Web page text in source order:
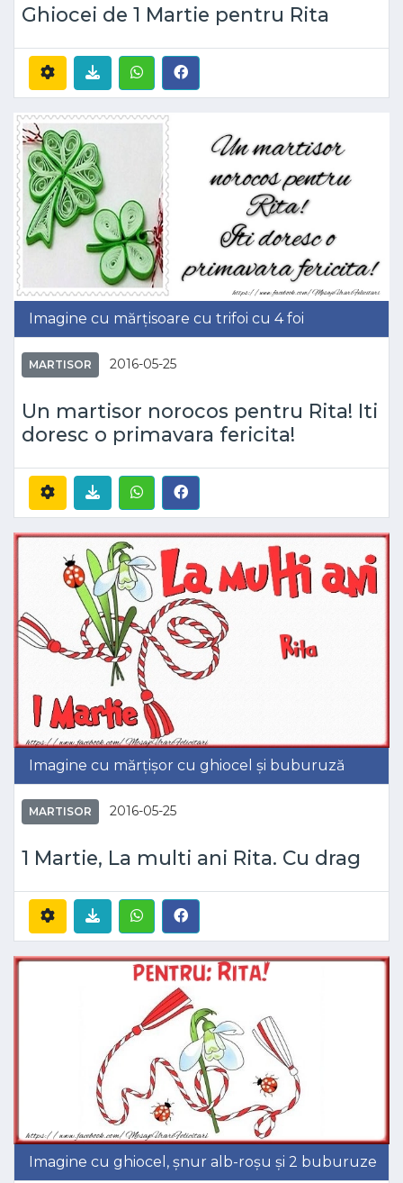
Ghiocei de 1 Martie pentru Rita
Imagine cu mărțisoare cu trifoi cu 4 foi
MARTISOR 2016-05-25
Un martisor norocos pentru Rita! Iti
doresc o primavara fericita!
Imagine cu mărțișor cu ghiocel și buburuză
MARTISOR 2016-05-25
1 Martie, La multi ani Rita. Cu drag
Imagine cu ghiocel, șnur alb-roșu și 2 buburuze